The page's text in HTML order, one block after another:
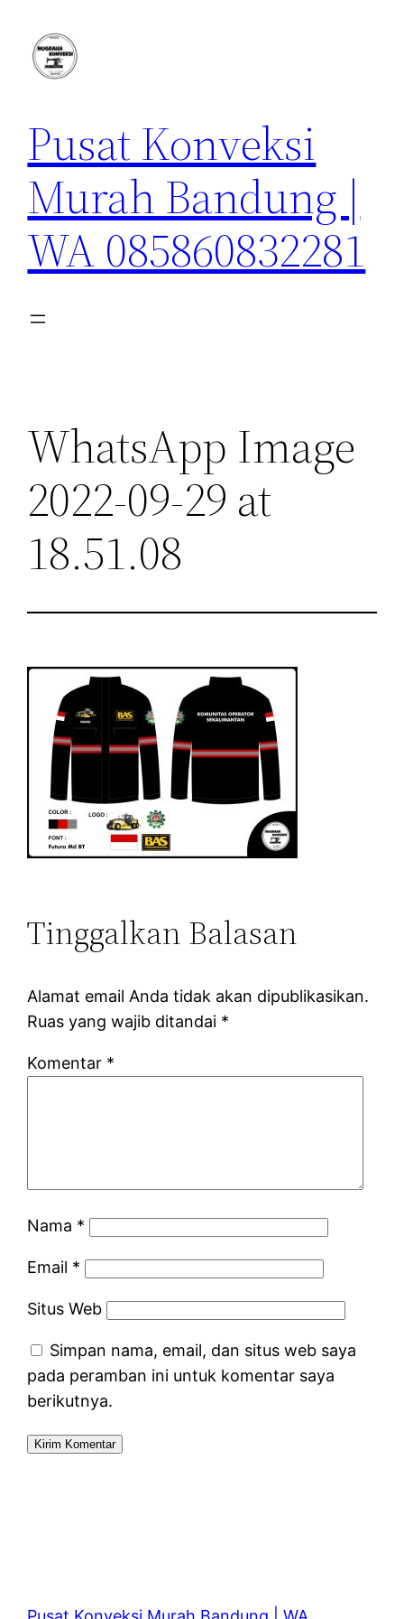
konten
Pusat Konveksi
Murah Bandung |
WA 085860832281
WhatsApp Image
2022-09-29 at
18.51.08
Tinggalkan Balasan
Alamat email Anda tidak akan dipublikasikan.
Ruas yang wajib ditandai *
Komentar *
Nama *
Email *
Situs Web
Simpan nama, email, dan situs web saya
pada peramban ini untuk komentar saya
berikutnya.